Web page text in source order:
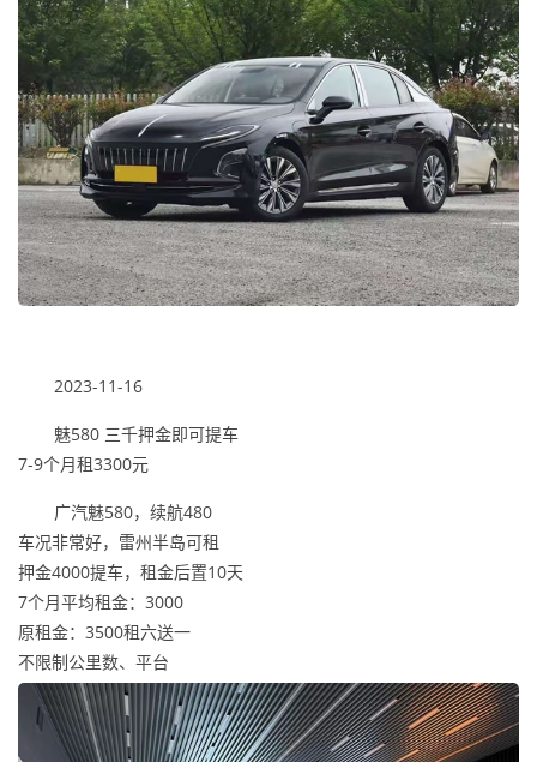
2023-11-16
魅580 三千押金即可提车
7-9个月租3300元
广汽魅580，续航480
车况非常好，雷州半岛可租
押金4000提车，租金后置10天
7个月平均租金：3000
原租金：3500租六送一
不限制公里数、平台